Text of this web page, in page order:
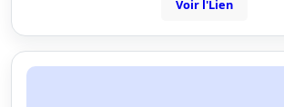
Voir l'Lien